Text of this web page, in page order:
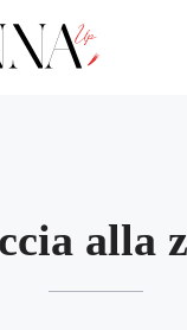
alla